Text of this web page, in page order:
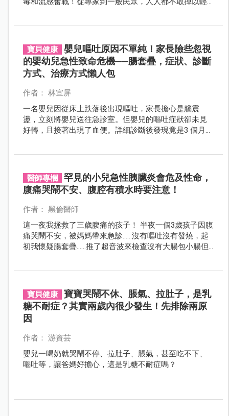
寶貝健康
嬰兒嘔吐原因不單純！家長險些忽視
的嬰幼兒急性致命危機──腸套疊，症狀、診斷
方式、治療方式懶人包
作者： 林宜屏
一名嬰兒因從床上跌落後出現嘔吐，家長擔心是腦震
盪，立刻將嬰兒送往急診室。但嬰兒的嘔吐症狀卻未見
好轉，且接著出現了血便。詳細診斷後發現竟是3 個月大
醫師專欄
罕見的小兒急性胰臟炎會危及性命，
腹痛哭鬧不安、腹腔有積水時要注意！
作者： 黑倫醫師
這一夜我拯救了三歲腹痛的孩子！ 半夜一個3歲孩子因腹
痛哭鬧不安，被媽媽帶來急診……沒有嘔吐沒有發燒，起
初我懷疑腸套疊……推了超音波來檢查沒有大腸包小腸但
寶貝健康
寶寶哭鬧不休、脹氣、拉肚子，是乳
糖不耐症？其實兩歲內很少發生！先排除兩原
因
作者： 游資芸
嬰兒一喝奶就哭鬧不停、拉肚子、脹氣，甚至吃不下、
嘔吐等，讓爸媽好擔心，這是乳糖不耐症嗎？